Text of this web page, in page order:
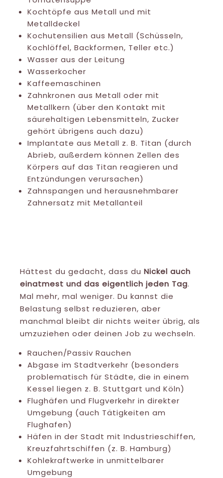
Kochtöpfe aus Metall und mit
Metalldeckel
Kochutensilien aus Metall (Schüsseln,
Kochlöffel, Backformen, Teller etc.)
Wasser aus der Leitung
Wasserkocher
Kaffeemaschinen
Zahnkronen aus Metall oder mit
Metallkern (über den Kontakt mit
säurehaltigen Lebensmitteln, Zucker
gehört übrigens auch dazu)
Implantate aus Metall z. B. Titan (durch
Abrieb, außerdem können Zellen des
Körpers auf das Titan reagieren und
Entzündungen verursachen)
Zahnspangen und herausnehmbarer
Zahnersatz mit Metallanteil
Hättest du gedacht, dass du Nickel auch
einatmest und das eigentlich jeden Tag.
Mal mehr, mal weniger. Du kannst die
Belastung selbst reduzieren, aber
manchmal bleibt dir nichts weiter übrig, als
umzuziehen oder deinen Job zu wechseln.
Rauchen/Passiv Rauchen
Abgase im Stadtverkehr (besonders
problematisch für Städte, die in einem
Kessel liegen z. B. Stuttgart und Köln)
Flughäfen und Flugverkehr in direkter
Umgebung (auch Tätigkeiten am
Flughafen)
Häfen in der Stadt mit Industrieschiffen,
Kreuzfahrtschiffen (z. B. Hamburg)
Kohlekraftwerke in unmittelbarer
Umgebung